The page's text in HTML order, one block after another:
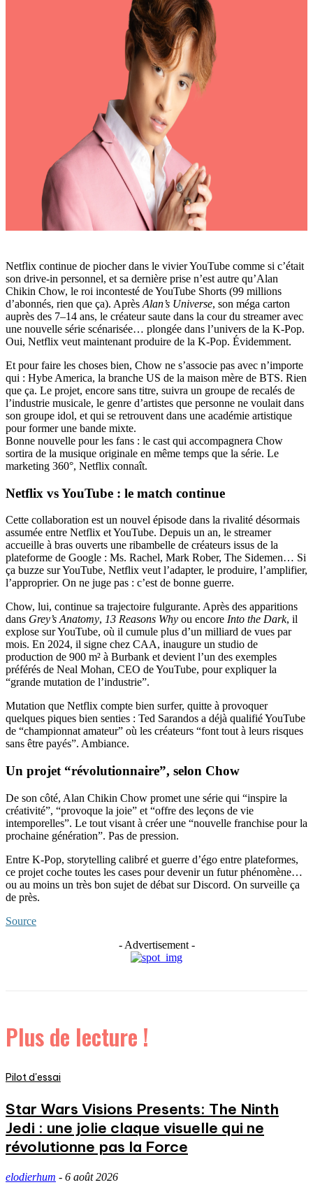
Netflix continue de piocher dans le vivier YouTube comme si c’était
son drive-in personnel, et sa dernière prise n’est autre qu’Alan
Chikin Chow, le roi incontesté de YouTube Shorts (99 millions
d’abonnés, rien que ça). Après Alan’s Universe, son méga carton
auprès des 7–14 ans, le créateur saute dans la cour du streamer avec
une nouvelle série scénarisée… plongée dans l’univers de la K-Pop.
Oui, Netflix veut maintenant produire de la K-Pop. Évidemment.
Et pour faire les choses bien, Chow ne s’associe pas avec n’importe
qui : Hybe America, la branche US de la maison mère de BTS. Rien
que ça. Le projet, encore sans titre, suivra un groupe de recalés de
l’industrie musicale, le genre d’artistes que personne ne voulait dans
son groupe idol, et qui se retrouvent dans une académie artistique
pour former une bande mixte.
Bonne nouvelle pour les fans : le cast qui accompagnera Chow
sortira de la musique originale en même temps que la série. Le
marketing 360°, Netflix connaît.
Netflix vs YouTube : le match continue
Cette collaboration est un nouvel épisode dans la rivalité désormais
assumée entre Netflix et YouTube. Depuis un an, le streamer
accueille à bras ouverts une ribambelle de créateurs issus de la
plateforme de Google : Ms. Rachel, Mark Rober, The Sidemen… Si
ça buzze sur YouTube, Netflix veut l’adapter, le produire, l’amplifier,
l’approprier. On ne juge pas : c’est de bonne guerre.
Chow, lui, continue sa trajectoire fulgurante. Après des apparitions
dans Grey’s Anatomy, 13 Reasons Why ou encore Into the Dark, il
explose sur YouTube, où il cumule plus d’un milliard de vues par
mois. En 2024, il signe chez CAA, inaugure un studio de
production de 900 m² à Burbank et devient l’un des exemples
préférés de Neal Mohan, CEO de YouTube, pour expliquer la
“grande mutation de l’industrie”.
Mutation que Netflix compte bien surfer, quitte à provoquer
quelques piques bien senties : Ted Sarandos a déjà qualifié YouTube
de “championnat amateur” où les créateurs “font tout à leurs risques
sans être payés”. Ambiance.
Un projet “révolutionnaire”, selon Chow
De son côté, Alan Chikin Chow promet une série qui “inspire la
créativité”, “provoque la joie” et “offre des leçons de vie
intemporelles”. Le tout visant à créer une “nouvelle franchise pour la
prochaine génération”. Pas de pression.
Entre K-Pop, storytelling calibré et guerre d’égo entre plateformes,
ce projet coche toutes les cases pour devenir un futur phénomène…
ou au moins un très bon sujet de débat sur Discord. On surveille ça
de près.
Source
- Advertisement -
Plus de lecture !
Pilot d'essai
Star Wars Visions Presents: The Ninth
Jedi : une jolie claque visuelle qui ne
révolutionne pas la Force
elodierhum - 6 août 2026